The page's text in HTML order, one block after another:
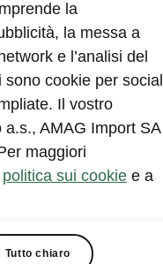
la
la messa a
e l’analisi del
cookie per social
Il vostro
AMAG Import SA
maggiori
politica sui cookie e a
Tutto chiaro